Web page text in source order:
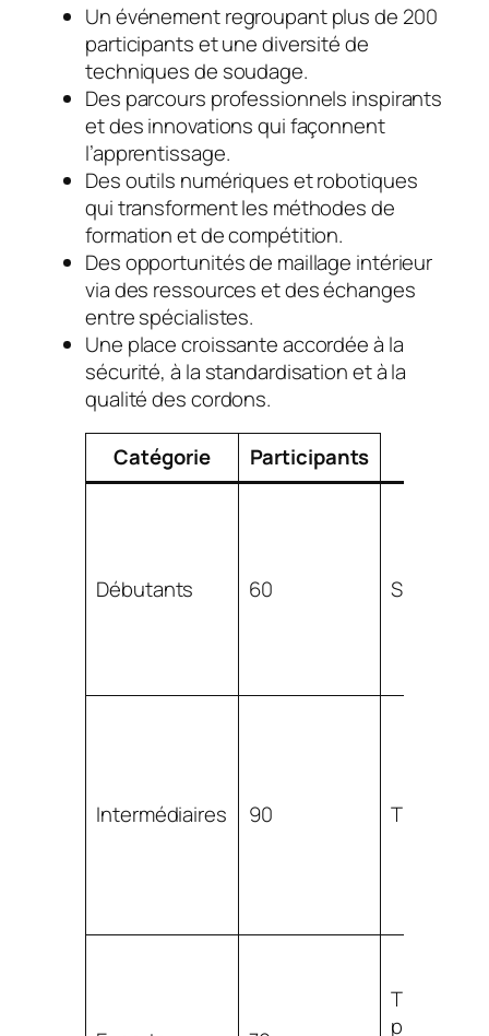
Un événement regroupant plus de 200
participants et une diversité de
techniques de soudage.
Des parcours professionnels inspirants
et des innovations qui façonnent
l’apprentissage.
Des outils numériques et robotiques
qui transforment les méthodes de
formation et de compétition.
Des opportunités de maillage intérieur
via des ressources et des échanges
entre spécialistes.
Une place croissante accordée à la
sécurité, à la standardisation et à la
qualité des cordons.
Catégorie Participants
Débutants 60 SMAW,
Intermédiaires 90 TIG, MIG
TIG haute
précision,